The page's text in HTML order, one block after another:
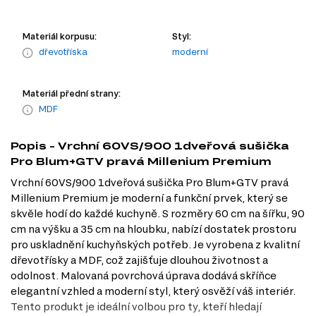
Materiál korpusu:
dřevotříska
Styl:
moderní
Materiál přední strany:
MDF
Popis - Vrchní 60VS/900 1dveřová sušička
Pro Blum+GTV pravá Millenium Premium
Vrchní 60VS/900 1dveřová sušička Pro Blum+GTV pravá
Millenium Premium je moderní a funkční prvek, který se
skvěle hodí do každé kuchyně. S rozměry 60 cm na šířku, 90
cm na výšku a 35 cm na hloubku, nabízí dostatek prostoru
pro uskladnění kuchyňských potřeb. Je vyrobena z kvalitní
dřevotřísky a MDF, což zajišťuje dlouhou životnost a
odolnost. Malovaná povrchová úprava dodává skříňce
elegantní vzhled a moderní styl, který osvěží váš interiér.
Tento produkt je ideální volbou pro ty, kteří hledají